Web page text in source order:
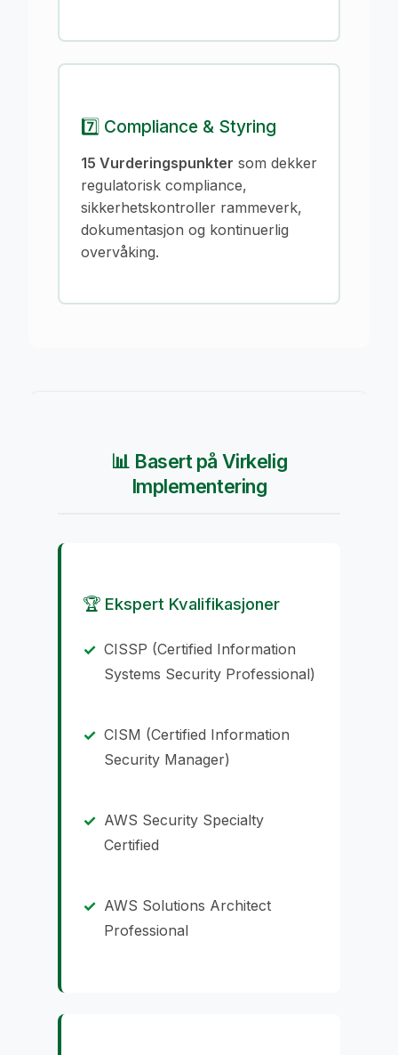
7️⃣ Compliance & Styring
15 Vurderingspunkter som dekker
regulatorisk compliance,
sikkerhetskontroller rammeverk,
dokumentasjon og kontinuerlig
overvåking.
📊 Basert på Virkelig
Implementering
🏆 Ekspert Kvalifikasjoner
CISSP (Certified Information
Systems Security Professional)
CISM (Certified Information
Security Manager)
AWS Security Specialty
Certified
AWS Solutions Architect
Professional